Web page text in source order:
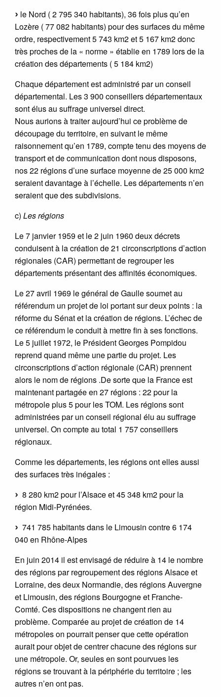
le Nord ( 2 795 340 habitants), 36 fois plus qu’en
Lozère ( 77 082 habitants) pour des surfaces du même
ordre, respectivement 5 743 km2 et 5 167 km2 donc
très proches de la « norme » établie en 1789 lors de la
création des départements ( 5 184 km2)
Chaque département est administré par un conseil
départemental. Les 3 900 conseillers départementaux
sont élus au suffrage universel direct.
Nous aurions à traiter aujourd’hui ce problème de
découpage du territoire, en suivant le même
raisonnement qu’en 1789, compte tenu des moyens de
transport et de communication dont nous disposons,
nos 22 régions d’une surface moyenne de 25 000 km2
seraient davantage à l’échelle. Les départements n’en
seraient que des subdivisions.
c) Les régions
Le 7 janvier 1959 et le 2 juin 1960 deux décrets
conduisent à la création de 21 circonscriptions d’action
régionales (CAR) permettant de regrouper les
départements présentant des affinités économiques.
Le 27 avril 1969 le général de Gaulle soumet au
référendum un projet de loi portant sur deux points : la
réforme du Sénat et la création de régions. L’échec de
ce référendum le conduit à mettre fin à ses fonctions.
Le 5 juillet 1972, le Président Georges Pompidou
reprend quand même une partie du projet. Les
circonscriptions d’action régionale (CAR) prennent
alors le nom de régions .De sorte que la France est
maintenant partagée en 27 régions : 22 pour la
métropole plus 5 pour les TOM. Les régions sont
administrées par un conseil régional élu au suffrage
universel. On compte au total 1 757 conseillers
régionaux.
Comme les départements, les régions ont elles aussi
des surfaces très inégales :
8 280 km2 pour l’Alsace et 45 348 km2 pour la
région Midi-Pyrénées.
741 785 habitants dans le Limousin contre 6 174
040 en Rhône-Alpes
En juin 2014 il est envisagé de réduire à 14 le nombre
des régions par regroupement des régions Alsace et
Lorraine, des deux Normandie, des régions Auvergne
et Limousin, des régions Bourgogne et Franche-
Comté. Ces dispositions ne changent rien au
problème. Comparée au projet de création de 14
métropoles on pourrait penser que cette opération
aurait pour objet de centrer chacune des régions sur
une métropole. Or, seules en sont pourvues les
régions se trouvant à la périphérie du territoire ; les
autres n’en ont pas.